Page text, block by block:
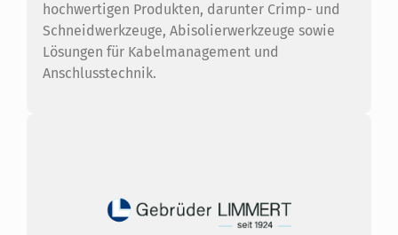
hochwertigen Produkten, darunter Crimp- und
Schneidwerkzeuge, Abisolierwerkzeuge sowie
Lösungen für Kabelmanagement und
Anschlusstechnik.